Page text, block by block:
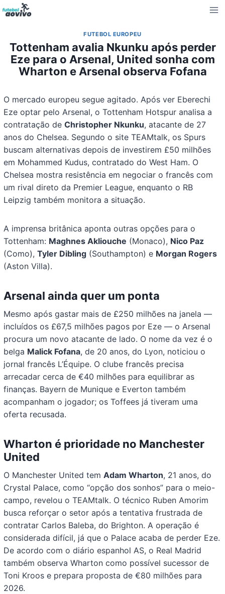
Pular
para
Conteúdo
FUTEBOL EUROPEU
Tottenham avalia Nkunku após perder
Eze para o Arsenal, United sonha com
Wharton e Arsenal observa Fofana
O mercado europeu segue agitado. Após ver Eberechi
Eze optar pelo Arsenal, o Tottenham Hotspur analisa a
contratação deChristopher Nkunku, atacante de 27
anos do Chelsea. Segundo o site TEAMtalk, os Spurs
buscam alternativas depois de investirem £50 milhões
em Mohammed Kudus, contratado do West Ham. O
Chelsea mostra resistência em negociar o francês com
um rival direto da Premier League, enquanto o RB
Leipzig também monitora a situação.
A imprensa britânica aponta outras opções para o
Tottenham: Maghnes Akliouche (Monaco), Nico Paz
(Como),Tyler Dibling (Southampton) e Morgan Rogers
(Aston Villa).
Arsenal ainda quer um ponta
Mesmo após gastar mais de £250 milhões na janela —
incluídos os £67,5 milhões pagos por Eze — o Arsenal
procura um novo atacante de lado. O nome da vez é o
belga Malick Fofana, de 20 anos, do Lyon, noticiou o
jornal francês L’Équipe. O clube francês precisa
arrecadar cerca de €40 milhões para equilibrar as
finanças. Bayern de Munique e Everton também
acompanham o jogador; os Toffees já tiveram uma
oferta recusada.
Wharton é prioridade no Manchester
United
O Manchester United temAdam Wharton, 21 anos, do
Crystal Palace, como “opção dos sonhos” para o meio-
campo, revelou o TEAMtalk. O técnico Ruben Amorim
busca reforçar o setor após a tentativa frustrada de
contratar Carlos Baleba, do Brighton. A operação é
considerada difícil, já que o Palace acaba de perder Eze.
De acordo com o diário espanhol AS, o Real Madrid
também observa Wharton como possível sucessor de
Toni Kroos e prepara proposta de €80 milhões para
2026.